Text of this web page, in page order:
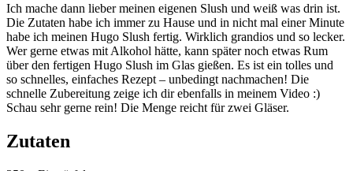
Ich mache dann lieber meinen eigenen Slush und weiß was drin ist.
Die Zutaten habe ich immer zu Hause und in nicht mal einer Minute
habe ich meinen Hugo Slush fertig. Wirklich grandios und so lecker.
Wer gerne etwas mit Alkohol hätte, kann später noch etwas Rum
über den fertigen Hugo Slush im Glas gießen. Es ist ein tolles und
so schnelles, einfaches Rezept – unbedingt nachmachen! Die
schnelle Zubereitung zeige ich dir ebenfalls in meinem Video :)
Schau sehr gerne rein! Die Menge reicht für zwei Gläser.
Zutaten